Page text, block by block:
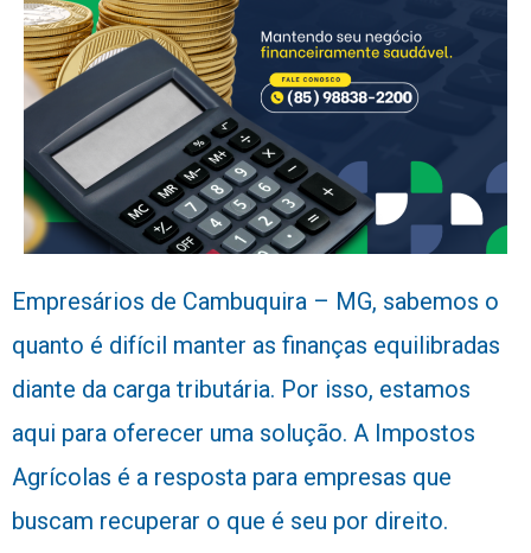
Empresários de Cambuquira – MG, sabemos o
quanto é difícil manter as finanças equilibradas
diante da carga tributária. Por isso, estamos
aqui para oferecer uma solução. A Impostos
Agrícolas é a resposta para empresas que
buscam recuperar o que é seu por direito.